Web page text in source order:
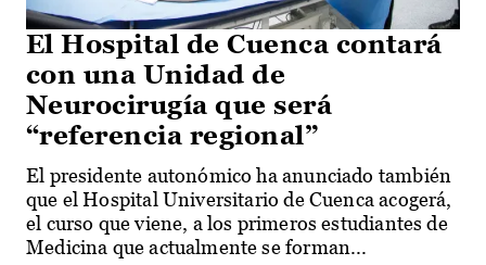
El Hospital de Cuenca contará
con una Unidad de
Neurocirugía que será
“referencia regional”
El presidente autonómico ha anunciado también
que el Hospital Universitario de Cuenca acogerá,
el curso que viene, a los primeros estudiantes de
Medicina que actualmente se forman...